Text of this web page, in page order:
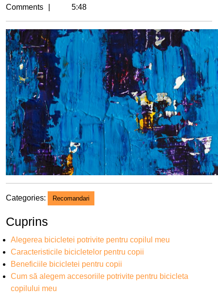
iunie
Comments
5:48
Categories: Recomandari
Cuprins
Alegerea bicicletei potrivite pentru copilul meu
Caracteristicile bicicletelor pentru copii
Beneficiile bicicletei pentru copii
Cum să alegem accesoriile potrivite pentru bicicleta
copilului meu